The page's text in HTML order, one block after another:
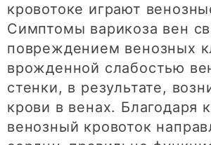
кровотоке играют
Симптомы варикоза вен
повреждением венозных
врожденной слабостью
стенки, в результате,
крови в венах. Благодаря
венозный кровоток